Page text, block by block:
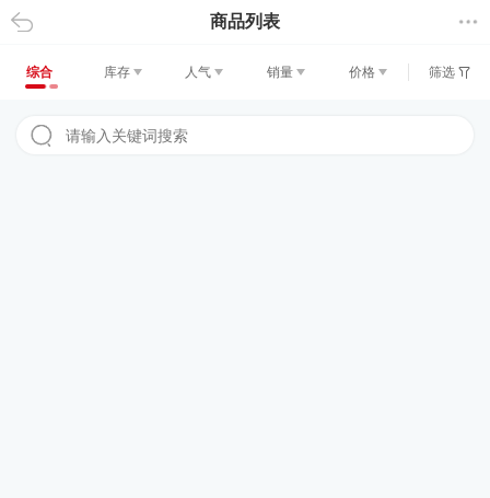
返回 商品列表
综合 库存 人气 销量 价格 筛选